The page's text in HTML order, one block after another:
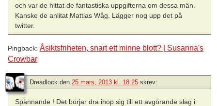
och var de hittat de fantastiska uppgifterna om dessa män.
Kanske de anlitat Mattias Wåg. Lägger nog upp det på
twitter.
Pingback: Åsiktsfriheten, snart ett minne blott? | Susanna's
Crowbar
Dreadlock den 25 mars, 2013 kl. 18:25 skrev:
Spännande ! Det börjar dra ihop sig till ett avgörande slag i